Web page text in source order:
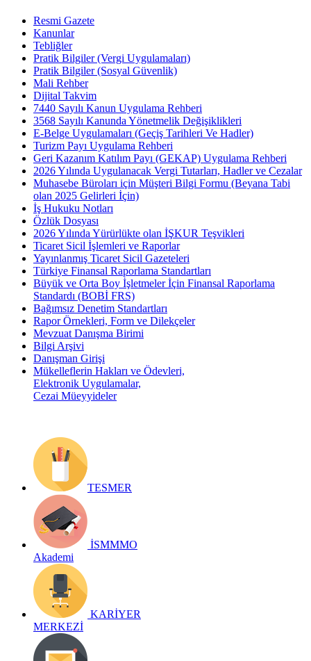
Resmi Gazete
Kanunlar
Tebliğler
Pratik Bilgiler (Vergi Uygulamaları)
Pratik Bilgiler (Sosyal Güvenlik)
Mali Rehber
Dijital Takvim
7440 Sayılı Kanun Uygulama Rehberi
3568 Sayılı Kanunda Yönetmelik Değişiklikleri
E-Belge Uygulamaları (Geçiş Tarihleri Ve Hadler)
Turizm Payı Uygulama Rehberi
Geri Kazanım Katılım Payı (GEKAP) Uygulama Rehberi
2026 Yılında Uygulanacak Vergi Tutarları, Hadler ve Cezalar
Muhasebe Büroları için Müşteri Bilgi Formu (Beyana Tabi
olan 2025 Gelirleri İçin)
İş Hukuku Notları
Özlük Dosyası
2026 Yılında Yürürlükte olan İŞKUR Teşvikleri
Ticaret Sicil İşlemleri ve Raporlar
Yayınlanmış Ticaret Sicil Gazeteleri
Türkiye Finansal Raporlama Standartları
Büyük ve Orta Boy İşletmeler İçin Finansal Raporlama
Standardı (BOBİ FRS)
Bağımsız Denetim Standartları
Rapor Örnekleri, Form ve Dilekçeler
Mevzuat Danışma Birimi
Bilgi Arşivi
Danışman Girişi
Mükelleflerin Hakları ve Ödevleri,
Elektronik Uygulamalar,
Cezai Müeyyideler
TESMER
İSMMMO
Akademi
KARİYER
MERKEZİ